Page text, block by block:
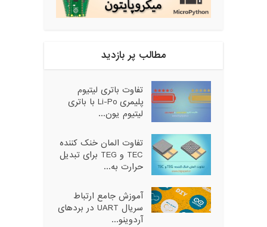
مطالب پر بازدید
تفاوت باتری لیتیوم
پلیمری Li-Po با باتری
لیتیوم یون...
تفاوت المان خنک کننده
TEC و TEG برای تبدیل
حرارت به...
آموزش جامع ارتباط
سریال UART در بردهای
آردوینو...